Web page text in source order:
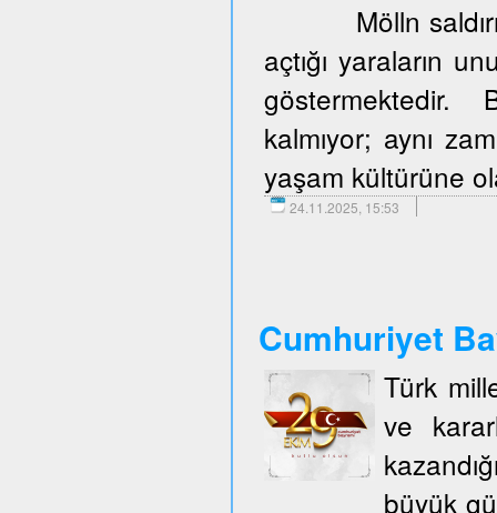
Mölln
açtığı yaraların
göstermektedir.
kalmıyor; aynı
yaşam kültürüne
24.11.2025, 15:53
Cumhuriyet
Türk
ve
büyük